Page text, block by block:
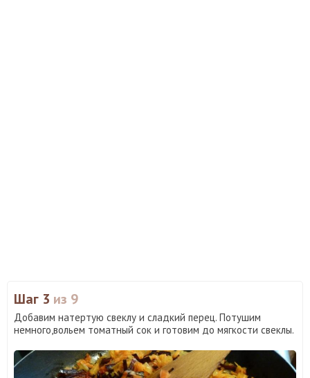
Шаг 3 из 9
Добавим натертую свеклу и сладкий перец. Потушим
немного,вольем томатный сок и готовим до мягкости свеклы.